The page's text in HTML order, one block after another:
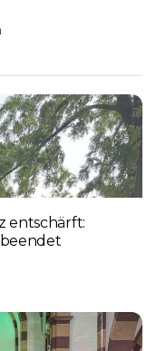
entschärft: